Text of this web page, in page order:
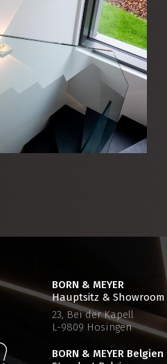
BORN & MEYER
Hauptsitz & Showroom
23, Bei der Kapell
L-9809 Hosingen
BORN & MEYER Belgien